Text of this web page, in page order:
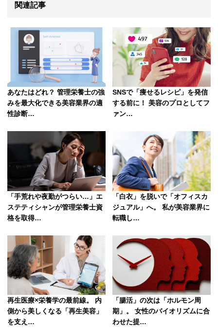
k
関連記事
あなたはどれ？ 管理栄養士の強
みを最大化できる美容業界の適
性診断…
SNSで「痩せるレシピ」を発信
する前に！ 美容のプロとしてフ
ァン…
「手荒れや夜勤がつらい…」エ
ステティシャンが管理栄養士資
格を取得…
「白衣」を脱いで「オフィスカ
ジュアル」へ。 私が美容業界に
転職し…
再生医療×栄養学の最前線。 内
側から美しくなる「再生美容」
を支え…
「腸活」の次は「ホルモン周
期」。 女性のバイオリズムに合
わせた提…